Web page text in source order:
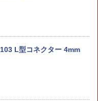
ンガンダム 新機動戦記
ドンジャラNEO サ
ターズ 送料無料
オBB弾 P-Life配合 0.12
バイオビービー弾 ミ
ック弾 エコBB弾 グリー
L型コネクター 4mm